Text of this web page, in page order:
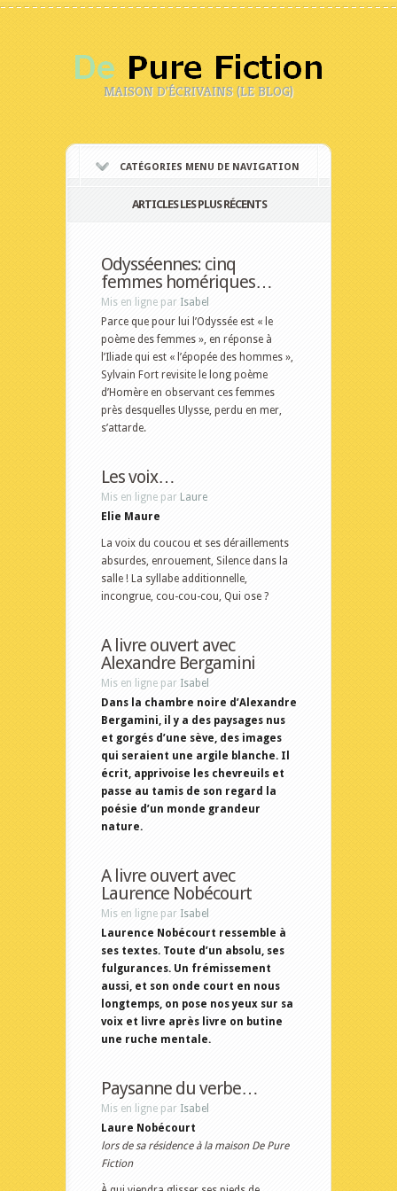
MAISON D'ÉCRIVAINS (LE BLOG)
CATÉGORIES MENU DE NAVIGATION
ARTICLES LES PLUS RÉCENTS
Odysséennes: cinq
femmes homériques…
Mis en ligne par Isabel
Parce que pour lui l’Odyssée est « le
poème des femmes », en réponse à
l’Iliade qui est « l’épopée des hommes »,
Sylvain Fort revisite le long poème
d’Homère en observant ces femmes
près desquelles Ulysse, perdu en mer,
s’attarde.
Les voix…
Mis en ligne par Laure
Elie Maure
La voix du coucou et ses déraillements
absurdes, enrouement, Silence dans la
salle ! La syllabe additionnelle,
incongrue, cou-cou-cou, Qui ose ?
A livre ouvert avec
Alexandre Bergamini
Mis en ligne par Isabel
Dans la chambre noire d’Alexandre
Bergamini, il y a des paysages nus
et gorgés d’une sève, des images
qui seraient une argile blanche. Il
écrit, apprivoise les chevreuils et
passe au tamis de son regard la
poésie d’un monde grandeur
nature.
A livre ouvert avec
Laurence Nobécourt
Mis en ligne par Isabel
Laurence Nobécourt ressemble à
ses textes. Toute d’un absolu, ses
fulgurances. Un frémissement
aussi, et son onde court en nous
longtemps, on pose nos yeux sur sa
voix et livre après livre on butine
une ruche mentale.
Paysanne du verbe…
Mis en ligne par Isabel
Laure Nobécourt
lors de sa résidence à la maison De Pure
Fiction